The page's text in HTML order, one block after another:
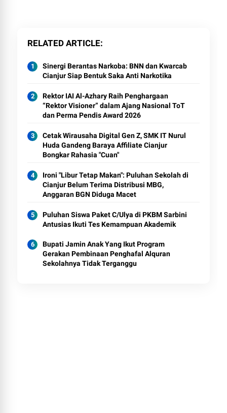
RELATED ARTICLE
Sinergi Berantas Narkoba: BNN dan Kwarcab
Cianjur Siap Bentuk Saka Anti Narkotika
Rektor IAI Al-Azhary Raih Penghargaan
“Rektor Visioner” dalam Ajang Nasional ToT
dan Perma Pendis Award 2026
Cetak Wirausaha Digital Gen Z, SMK IT Nurul
Huda Gandeng Baraya Affiliate Cianjur
Bongkar Rahasia "Cuan"
Ironi "Libur Tetap Makan": Puluhan Sekolah di
Cianjur Belum Terima Distribusi MBG,
Anggaran BGN Diduga Macet
Puluhan Siswa Paket C/Ulya di PKBM Sarbini
Antusias Ikuti Tes Kemampuan Akademik
Bupati Jamin Anak Yang Ikut Program
Gerakan Pembinaan Penghafal Alquran
Sekolahnya Tidak Terganggu